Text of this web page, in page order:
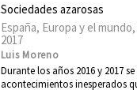
Sociedades azarosas
España, Europa y el mundo,
2017
Luis Moreno
Durante los años 2016 y 2017
acontecimientos inesperados